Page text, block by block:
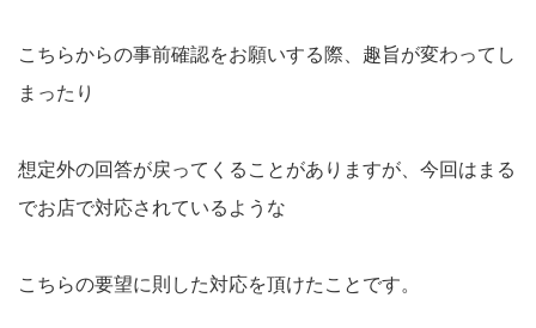
こちらからの事前確認をお願いする際、趣旨が変わってし
まったり
想定外の回答が戻ってくることがありますが、今回はまる
でお店で対応されているような
こちらの要望に則した対応を頂けたことです。